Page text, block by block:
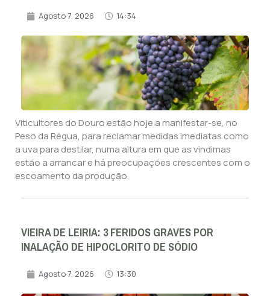
Agosto 7, 2026 14:34
Viticultores do Douro estão hoje a manifestar-se, no
Peso da Régua, para reclamar medidas imediatas como
a uva para destilar, numa altura em que as vindimas
estão a arrancar e há preocupações crescentes com o
escoamento da produção.
VIEIRA DE LEIRIA: 3 FERIDOS GRAVES POR
INALAÇÃO DE HIPOCLORITO DE SÓDIO
Agosto 7, 2026 13:30